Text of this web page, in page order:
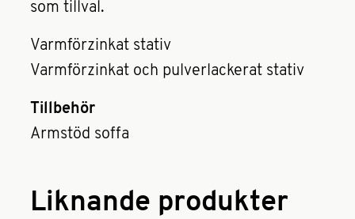
som tillval.
Varmförzinkat stativ
Varmförzinkat och pulverlackerat stativ
Tillbehör
Armstöd soffa
Liknande produkter